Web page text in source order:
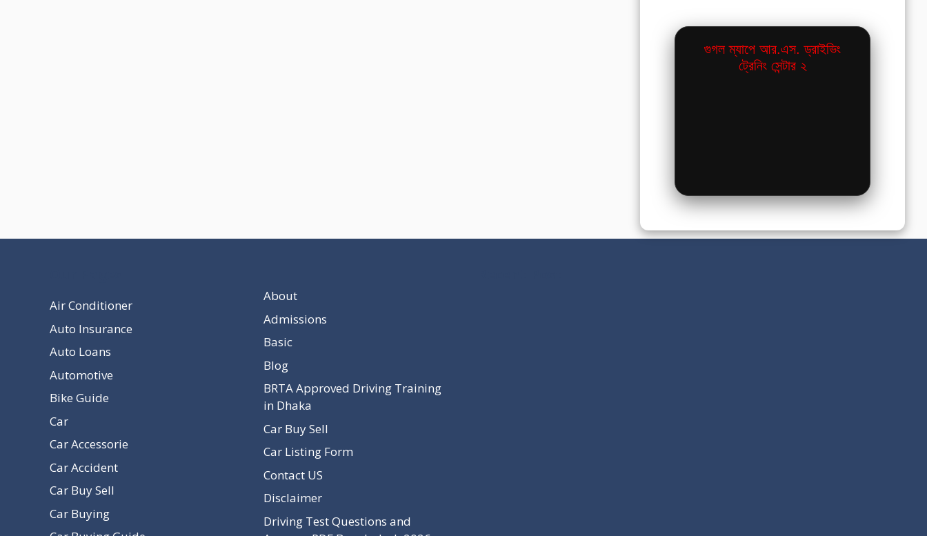
গুগল ম্যাপে আর.এস. ড্রাইভিং
ট্রেনিং সেন্টার ২
Air Conditioner
Auto Insurance
Auto Loans
Automotive
Bike Guide
Car
Car Accessorie
Car Accident
Car Buy Sell
Car Buying
About
Admissions
Basic
Blog
BRTA Approved Driving Training
in Dhaka
Car Buy Sell
Car Listing Form
Contact US
Disclaimer
Driving Test Questions and